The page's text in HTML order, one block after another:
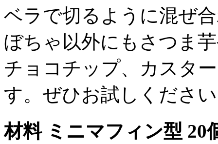
ベラで切るように混ぜ
ぼちゃ以外にもさつま
チョコチップ、カスタ
す。ぜひお試しくださ
材料 ミニマフィン型 20